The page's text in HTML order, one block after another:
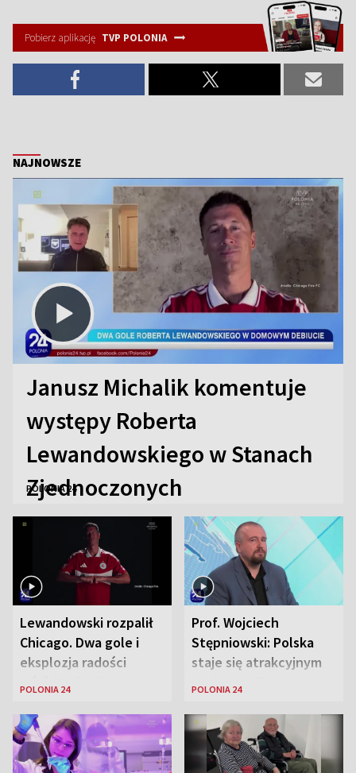
Pobierz aplikację TVP POLONIA
NAJNOWSZE
Janusz Michalik komentuje
występy Roberta
Lewandowskiego w Stanach
Zjednoczonych
POLONIA 24
Lewandowski rozpalił
Chicago. Dwa gole i
eksplozja radości
wśród Polonii
POLONIA 24
Prof. Wojciech
Stępniowski: Polska
staje się atrakcyjnym
miejscem dla
POLONIA 24